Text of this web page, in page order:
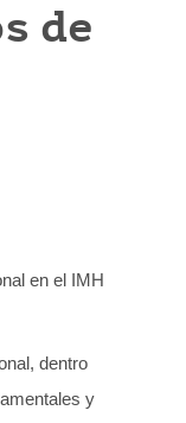
de
en el IMH
dentro
y